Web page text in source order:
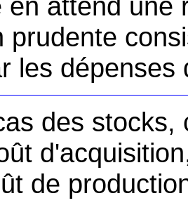
prudente
les dépenses
des
de